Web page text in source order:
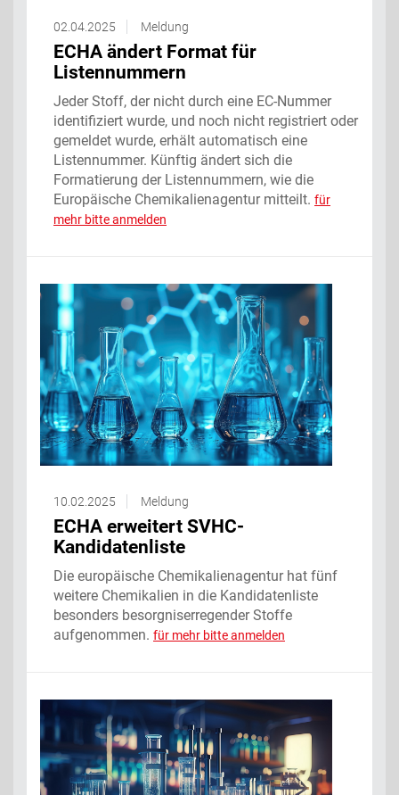
02.04.2025 Meldung
ECHA ändert Format für
Listennummern
Jeder Stoff, der nicht durch eine EC-Nummer
identifiziert wurde, und noch nicht registriert oder
gemeldet wurde, erhält automatisch eine
Listennummer. Künftig ändert sich die
Formatierung der Listennummern, wie die
Europäische Chemikalienagentur mitteilt. für
mehr bitte anmelden
10.02.2025 Meldung
ECHA erweitert SVHC-
Kandidatenliste
Die europäische Chemikalienagentur hat fünf
weitere Chemikalien in die Kandidatenliste
besonders besorgniserregender Stoffe
aufgenommen. für mehr bitte anmelden